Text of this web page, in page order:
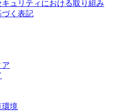
ュリティにおける取り組み
づく表記
ア
環境